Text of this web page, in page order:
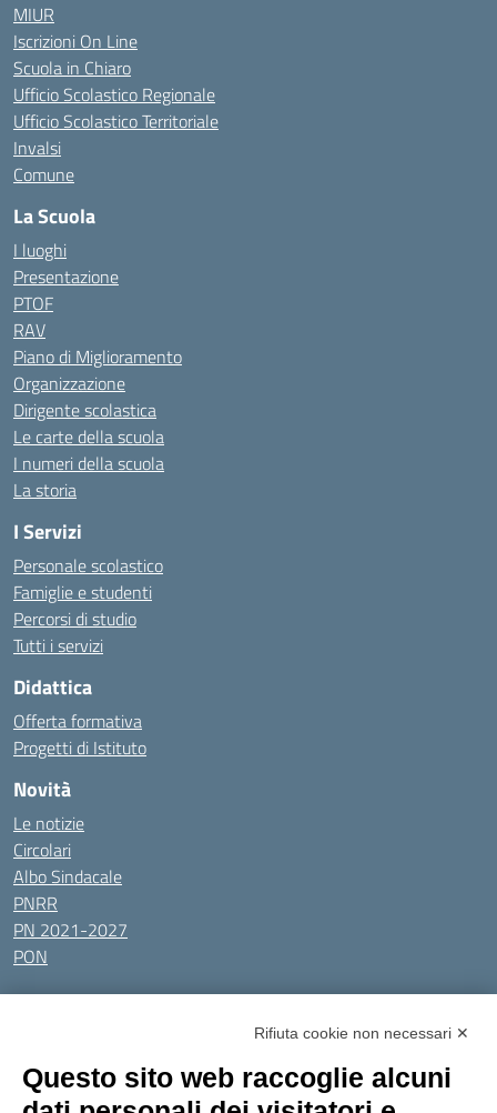
MIUR
Iscrizioni On Line
Scuola in Chiaro
Ufficio Scolastico Regionale
Ufficio Scolastico Territoriale
Invalsi
Comune
La Scuola
I luoghi
Presentazione
PTOF
RAV
Piano di Miglioramento
Organizzazione
Dirigente scolastica
Le carte della scuola
I numeri della scuola
La storia
I Servizi
Personale scolastico
Famiglie e studenti
Percorsi di studio
Tutti i servizi
Didattica
Offerta formativa
Progetti di Istituto
Novità
Le notizie
Circolari
Albo Sindacale
PNRR
PN 2021-2027
PON
Tutti gli argomenti
Amministrazione Trasparente
Privacy Policy
Dichiarazione di accessibilitàObiettivi di accessibilità
Rifiuta cookie non necessari ✕
Questo sito web raccoglie alcuni